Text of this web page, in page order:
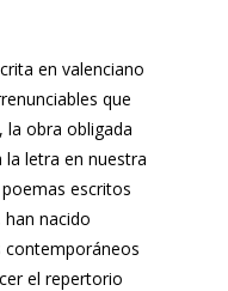
en valenciano
que
la obra obligada
la letra en nuestra
escritos
nacido
el repertorio